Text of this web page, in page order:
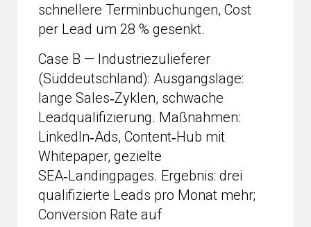
schnellere Terminbuchungen, Cost
per Lead um 28 % gesenkt.
Case B — Industriezulieferer
(Süddeutschland): Ausgangslage:
lange Sales‑Zyklen, schwache
Leadqualifizierung. Maßnahmen:
LinkedIn‑Ads, Content‑Hub mit
Whitepaper, gezielte
SEA‑Landingpages. Ergebnis: drei
qualifizierte Leads pro Monat mehr;
Conversion Rate auf